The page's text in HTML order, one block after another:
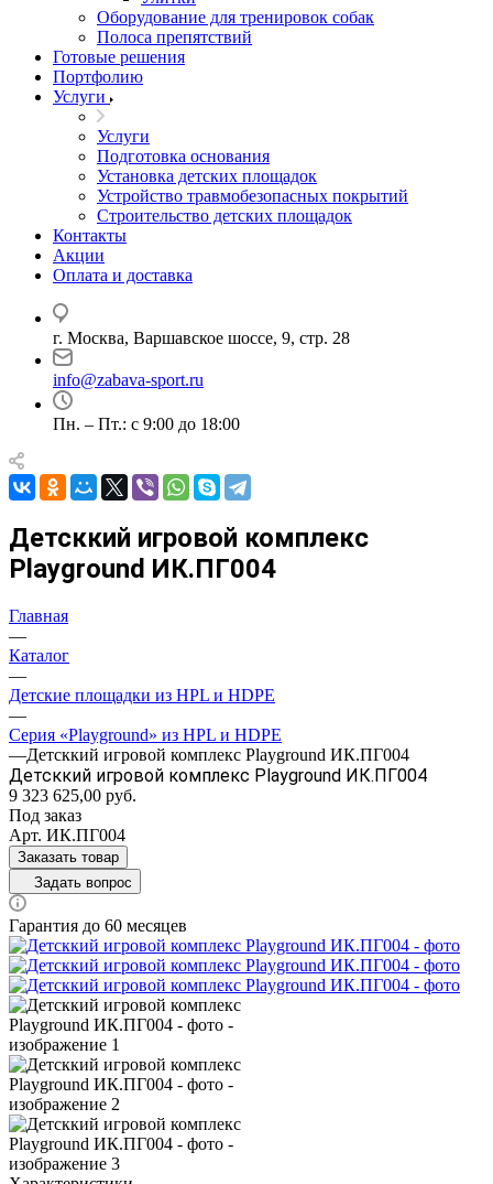
Оборудование для тренировок собак
Полоса препятствий
Готовые решения
Портфолию
Услуги
Услуги
Подготовка основания
Установка детских площадок
Устройство травмобезопасных покрытий
Строительство детских площадок
Контакты
Акции
Оплата и доставка
г. Москва, Варшавское шоссе, 9, стр. 28
info@zabava-sport.ru
Пн. – Пт.: с 9:00 до 18:00
Детсккий игровой комплекс
Playground ИК.ПГ004
Главная
—
Каталог
—
Детские площадки из HPL и HDPE
—
Серия «Playground» из HPL и HDPE
—Детсккий игровой комплекс Playground ИК.ПГ004
Детсккий игровой комплекс Playground ИК.ПГ004
9 323 625,00 руб.
Под заказ
Арт. ИК.ПГ004
Заказать товар
Задать вопрос
Гарантия до 60 месяцев